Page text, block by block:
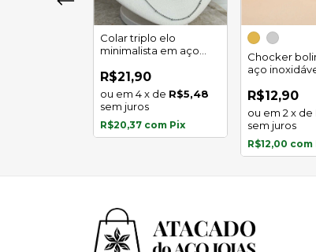
Colar triplo elo
minimalista em aço
R$21,90
4x de R$5,48
sem juros
R$20,37 com Pix
Chocker
aço
R$12,90
2 x de
sem juros
R$12,00 com